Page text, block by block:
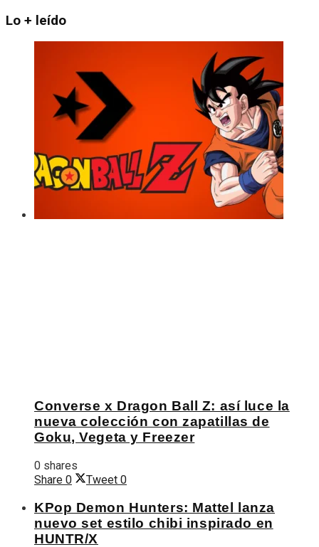
Lo + leído
Converse x Dragon Ball Z: así luce la
nueva colección con zapatillas de
Goku, Vegeta y Freezer
0 shares
Share 0 Tweet 0
KPop Demon Hunters: Mattel lanza
nuevo set estilo chibi inspirado en
HUNTR/X